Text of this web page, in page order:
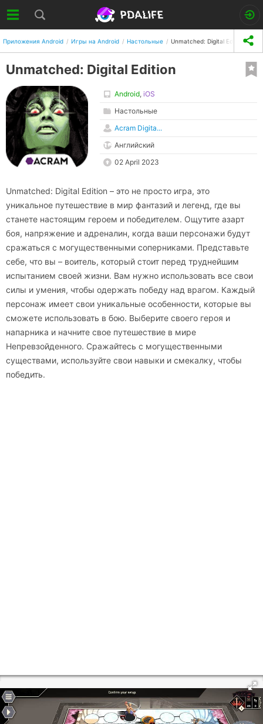
Приложения Android Игры на Android Настольные Unmatched: Digital Edition
Unmatched: Digital Edition
Android, iOS
Настольные
Acram Digita...
Английский
02 April 2023
Unmatched: Digital Edition – это не просто игра, это
уникальное путешествие в мир фантазий и легенд, где вы
станете настоящим героем и победителем. Ощутите азарт
боя, напряжение и адреналин, когда ваши персонажи будут
сражаться с могущественными соперниками. Представьте
себе, что вы – воитель, который стоит перед труднейшим
испытанием своей жизни. Вам нужно использовать все свои
силы и умения, чтобы одержать победу над врагом. Каждый
персонаж имеет свои уникальные особенности, которые вы
сможете использовать в бою. Выберите своего героя и
напарника и начните свое путешествие в мире
Непревзойденного. Сражайтесь с могущественными
существами, используйте свои навыки и смекалку, чтобы
победить.